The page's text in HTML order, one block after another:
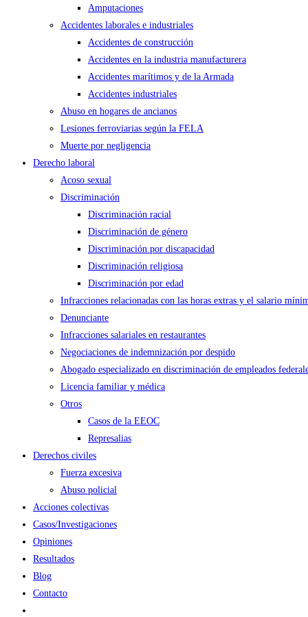
Amputaciones
Accidentes laborales e industriales
Accidentes de construcción
Accidentes en la industria manufacturera
Accidentes marítimos y de la Armada
Accidentes industriales
Abuso en hogares de ancianos
Lesiones ferroviarias según la FELA
Muerte por negligencia
Derecho laboral
Acoso sexual
Discriminación
Discriminación racial
Discriminación de género
Discriminación por discapacidad
Discriminación religiosa
Discriminación por edad
Infracciones relacionadas con las horas extras y el salario
Denunciante
Infracciones salariales en restaurantes
Negociaciones de indemnización por despido
Abogado especializado en discriminación de empleados
Licencia familiar y médica
Otros
Casos de la EEOC
Represalias
Derechos civiles
Fuerza excesiva
Abuso policial
Acciones colectivas
Casos/Investigaciones
Opiniones
Resultados
Blog
Contacto